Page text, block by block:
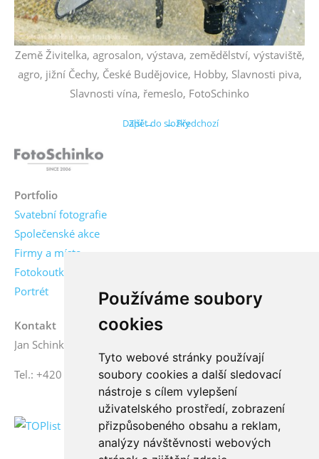
Používáme soubory
cookies
Tyto webové stránky používají
soubory cookies a další sledovací
nástroje s cílem vylepšení
uživatelského prostředí, zobrazení
přizpůsobeného obsahu a reklam,
analýzy návštěvnosti webových
Země Živitelka, agrosalon, výstava, zemědělství, výstaviště,
agro, jižní Čechy, České Budějovice, Hobby, Slavnosti piva,
Slavnosti vína, řemeslo, FotoSchinko
← Předchozí
Další →
Zpět do složky
Portfolio
Svatební fotografie
Společenské akce
Firmy a místa
Fotokoutky
Portrét
Kontakt
Jan Schinko jr., fotograf
Tel.: +420 776 771 000